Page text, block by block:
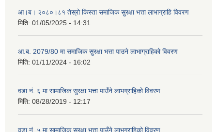
आ।ब। २०८०।८१ तेस्रो किस्ता समाजिक सुरक्षा भत्ता लाभाग्राहि विवरण
मिति: 01/05/2025 - 14:31
आ.ब. 2079/80 मा समाजिक सुरक्षा भत्ता पाउने लाभाग्राहिको विवरण
मिति: 01/11/2024 - 16:02
वडा नं. ६ मा सामाजिक सुरक्षा भत्ता पाउँने लाभग्राहिको विवरण
मिति: 08/28/2019 - 12:17
वडा नं. ५ मा सामाजिक सुरक्षा भत्ता पाउँने लाभग्राहिको विवरण